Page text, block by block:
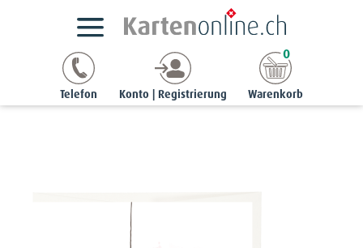
Telefon Konto | Registrierung Warenkorb
0
Beileidskarte «Ein Sternenkind hinterlässt Spuren im Herzen» -